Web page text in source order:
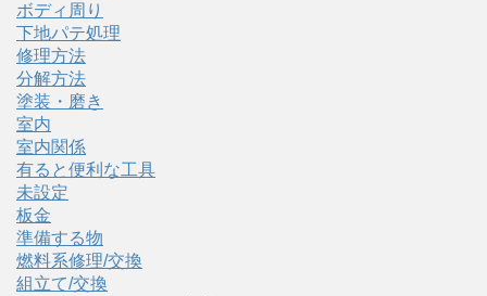
ボディ周り
下地パテ処理
修理方法
分解方法
塗装・磨き
室内
室内関係
有ると便利な工具
未設定
板金
準備する物
燃料系修理/交換
組立て/交換